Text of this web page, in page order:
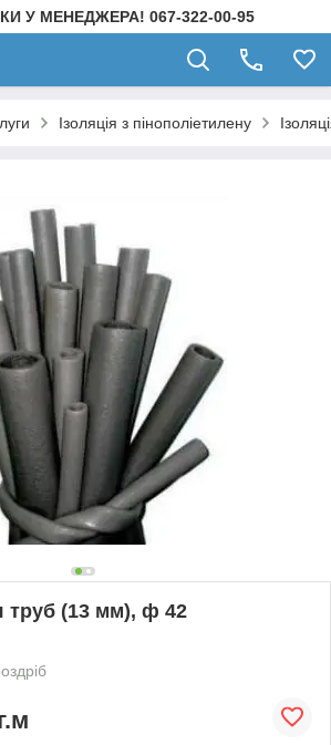
У МЕНЕДЖЕРА! 067-322-00-95
Ізоляція з пінополіетилену
труб (13 мм), ф 42